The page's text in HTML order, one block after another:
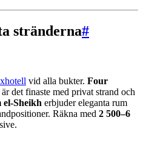
stränderna#
vid alla bukter. Four
det finaste med privat strand och
el-Sheikh erbjuder eleganta rum
Räkna med 2 500–6